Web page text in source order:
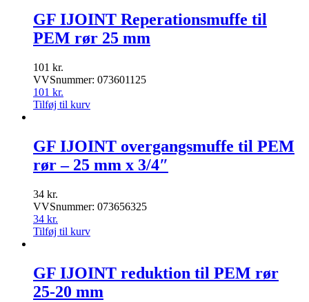
GF IJOINT Reperationsmuffe til
PEM rør 25 mm
101 kr.
VVSnummer: 073601125
101 kr.
Tilføj til kurv
GF IJOINT overgangsmuffe til PEM
rør – 25 mm x 3/4″
34 kr.
VVSnummer: 073656325
34 kr.
Tilføj til kurv
GF IJOINT reduktion til PEM rør
25-20 mm